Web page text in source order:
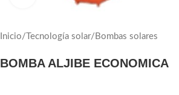
Inicio/ Tecnología solar/ Bombas solares
BOMBA ALJIBE ECONOMICA